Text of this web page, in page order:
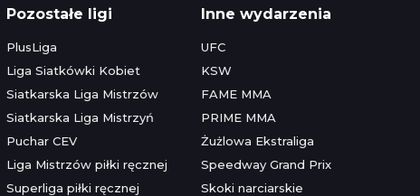
Pozostałe ligi
PlusLiga
Liga Siatkówki Kobiet
Siatkarska Liga Mistrzów
Siatkarska Liga Mistrzyń
Puchar CEV
Liga Mistrzów piłki ręcznej
Superliga piłki ręcznej
Inne wydarzenia
UFC
KSW
FAME MMA
PRIME MMA
Żużlowa Ekstraliga
Speedway Grand Prix
Skoki narciarskie